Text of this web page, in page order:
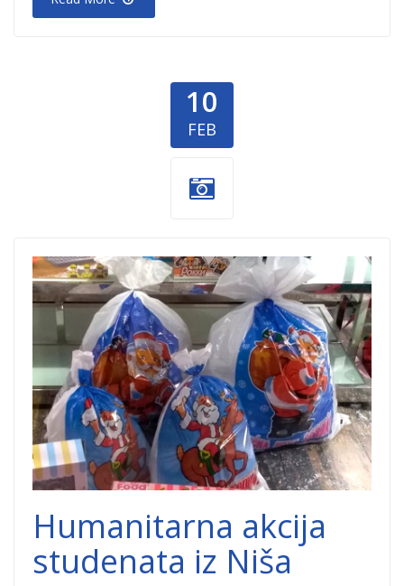
10
FEB
Paketici-1.jpg
Humanitarna akcija
studenata iz Niša